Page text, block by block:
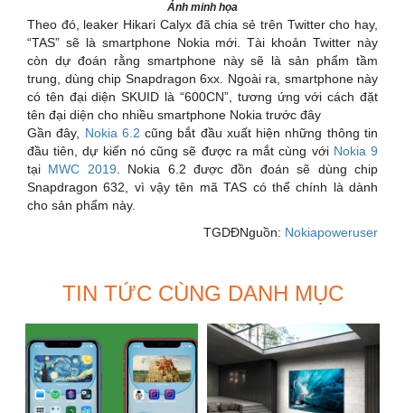
Ảnh minh họa
Theo đó, leaker Hikari Calyx đã chia sẻ trên Twitter cho hay,
“TAS” sẽ là smartphone Nokia mới. Tài khoản Twitter này
còn dự đoán rằng smartphone này sẽ là sản phẩm tầm
trung, dùng chip Snapdragon 6xx. Ngoài ra, smartphone này
có tên đại diện SKUID là “600CN”, tương ứng với cách đặt
tên đại diện cho nhiều smartphone Nokia trước đây
Gần đây, Nokia 6.2 cũng bắt đầu xuất hiện những thông tin
đầu tiên, dự kiến nó cũng sẽ được ra mắt cùng với Nokia 9
tại MWC 2019 . Nokia 6.2 được đồn đoán sẽ dùng chip
Snapdragon 632, vì vậy tên mã TAS có thể chính là dành
cho sản phẩm này.
TGDĐNguồn: Nokiapoweruser
TIN TỨC CÙNG DANH MỤC